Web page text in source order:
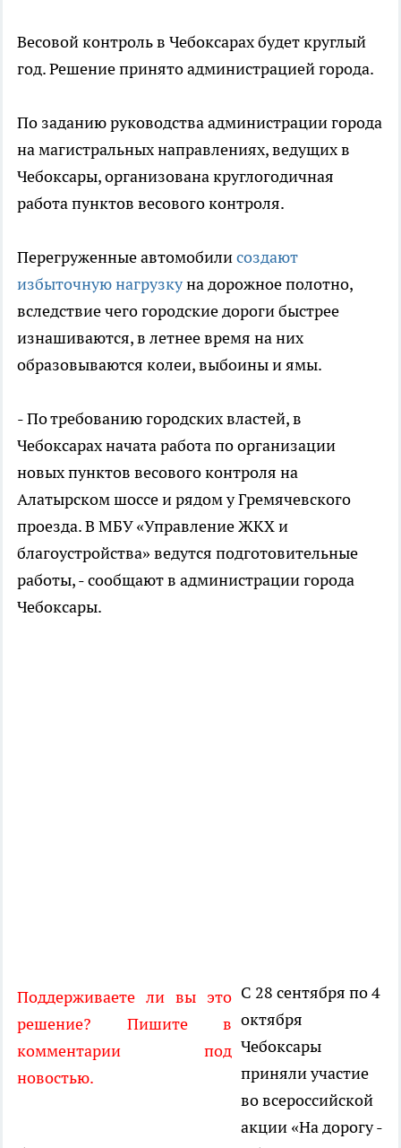
Весовой контроль в Чебоксарах будет круглый
год. Решение принято администрацией города.
По заданию руководства администрации города
на магистральных направлениях, ведущих в
Чебоксары, организована круглогодичная
работа пунктов весового контроля.
Перегруженные автомобилисоздают
избыточную нагрузкуна дорожное полотно,
вследствие чего городские дороги быстрее
изнашиваются, в летнее время на них
образовываются колеи, выбоины и ямы.
- По требованию городских властей, в
Чебоксарах начата работа по организации
новых пунктов весового контроля на
Алатырском шоссе и рядом у Гремячевского
проезда. В МБУ «Управление ЖКХ и
благоустройства» ведутся подготовительные
работы, - сообщают в администрации города
Чебоксары.
Поддерживаете ли вы это
решение? Пишите в
комментарии под
новостью.
С 28 сентября по 4
октября
Чебоксары
приняли участие
во всероссийской
акции «На дорогу -